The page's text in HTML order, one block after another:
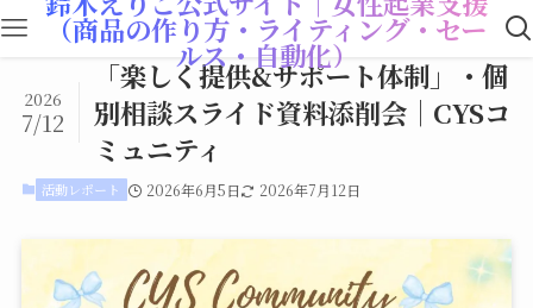
（商品の作り方・ライティング・セー
ルス・自動化）
「楽しく提供&サポート体制」・個
別相談スライド資料添削会｜CYSコ
ミュニティ
2026
7/12
活動レポート 2026年6月5日 2026年7月12日